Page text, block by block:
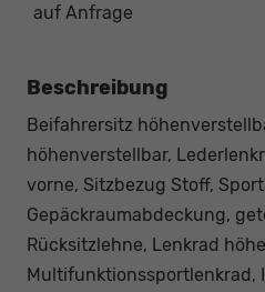
auf Anfrage
Beschreibung
Beifahrersitz
höhenverstellbar,
vorne, Sitzbezug Stoff,
Gepäckraumabdeckung,
Rücksitzlehne, Lenkrad
Multifunktionssportlenkrad,